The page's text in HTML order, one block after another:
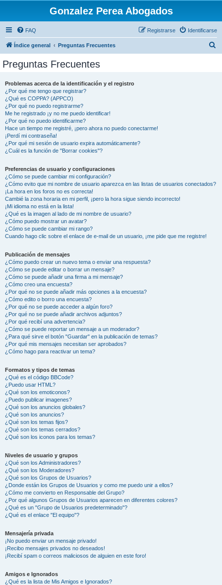
Gonzalez Perea Abogados
FAQ Identificarse
Registrarse
Índice general Preguntas Frecuentes
Preguntas Frecuentes
Problemas acerca de la identificación y el registro
¿Por qué me tengo que registrar?
¿Qué es COPPA? (APPCO)
¿Por qué no puedo registrarme?
Me he registrado ¡y no me puedo identificar!
¿Por qué no puedo identificarme?
Hace un tiempo me registré, ¡pero ahora no puedo conectarme!
¡Perdí mi contraseña!
¿Por qué mi sesión de usuario expira automáticamente?
¿Cuál es la función de "Borrar cookies"?
Preferencias de usuario y configuraciones
¿Cómo se puede cambiar mi configuración?
¿Cómo evito que mi nombre de usuario aparezca en las listas de usuarios conectados?
¡La hora en los foros no es correcta!
Cambié la zona horaria en mi perfil, ¡pero la hora sigue siendo incorrecto!
¡Mi idioma no está en la lista!
¿Qué es la imagen al lado de mi nombre de usuario?
¿Cómo puedo mostrar un avatar?
¿Cómo se puede cambiar mi rango?
Cuando hago clic sobre el enlace de e-mail de un usuario, ¡me pide que me registre!
Publicación de mensajes
¿Cómo puedo crear un nuevo tema o enviar una respuesta?
¿Cómo se puede editar o borrar un mensaje?
¿Cómo se puede añadir una firma a mi mensaje?
¿Cómo creo una encuesta?
¿Por qué no se puede añadir más opciones a la encuesta?
¿Cómo edito o borro una encuesta?
¿Por qué no se puede acceder a algún foro?
¿Por qué no se puede añadir archivos adjuntos?
¿Por qué recibí una advertencia?
¿Cómo se puede reportar un mensaje a un moderador?
¿Para qué sirve el botón "Guardar" en la publicación de temas?
¿Por qué mis mensajes necesitan ser aprobados?
¿Cómo hago para reactivar un tema?
Formatos y tipos de temas
¿Qué es el código BBCode?
¿Puedo usar HTML?
¿Qué son los emoticonos?
¿Puedo publicar imagenes?
¿Qué son los anuncios globales?
¿Qué son los anuncios?
¿Qué son los temas fijos?
¿Qué son los temas cerrados?
¿Qué son los iconos para los temas?
Niveles de usuario y grupos
¿Qué son los Administradores?
¿Qué son los Moderadores?
¿Qué son los Grupos de Usuarios?
¿Donde están los Grupos de Usuarios y como me puedo unir a ellos?
¿Cómo me convierto en Responsable del Grupo?
¿Por qué algunos Grupos de Usuarios aparecen en diferentes colores?
¿Qué es un "Grupo de Usuarios predeterminado"?
¿Qué es el enlace "El equipo"?
Mensajería privada
¡No puedo enviar un mensaje privado!
¡Recibo mensajes privados no deseados!
¡Recibí spam o correos maliciosos de alguien en este foro!
Amigos e Ignorados
¿Qué es la lista de Mis Amigos e Ignorados?